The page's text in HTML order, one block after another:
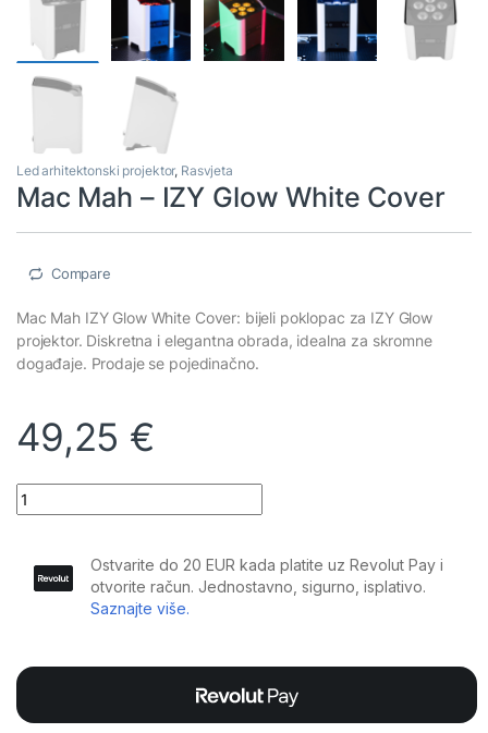
Led arhitektonski projektor, Rasvjeta
Mac Mah – IZY Glow White Cover
Compare
Mac Mah IZY Glow White Cover: bijeli poklopac za IZY Glow
projektor. Diskretna i elegantna obrada, idealna za skromne
događaje. Prodaje se pojedinačno.
49,25 €
Mac Mah - IZY Glow White Cover quantity